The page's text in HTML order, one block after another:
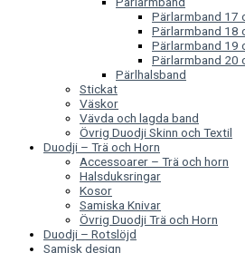
Pärlarmband 17
Pärlarmband 18
Pärlarmband 19
Pärlarmband 20
Pärlhalsband
Stickat
Väskor
Vävda och lagda band
Övrig Duodji Skinn och Textil
Duodji – Trä och Horn
Accessoarer – Trä och horn
Halsduksringar
Kosor
Samiska Knivar
Övrig Duodji Trä och Horn
Duodji – Rotslöjd
Samisk design